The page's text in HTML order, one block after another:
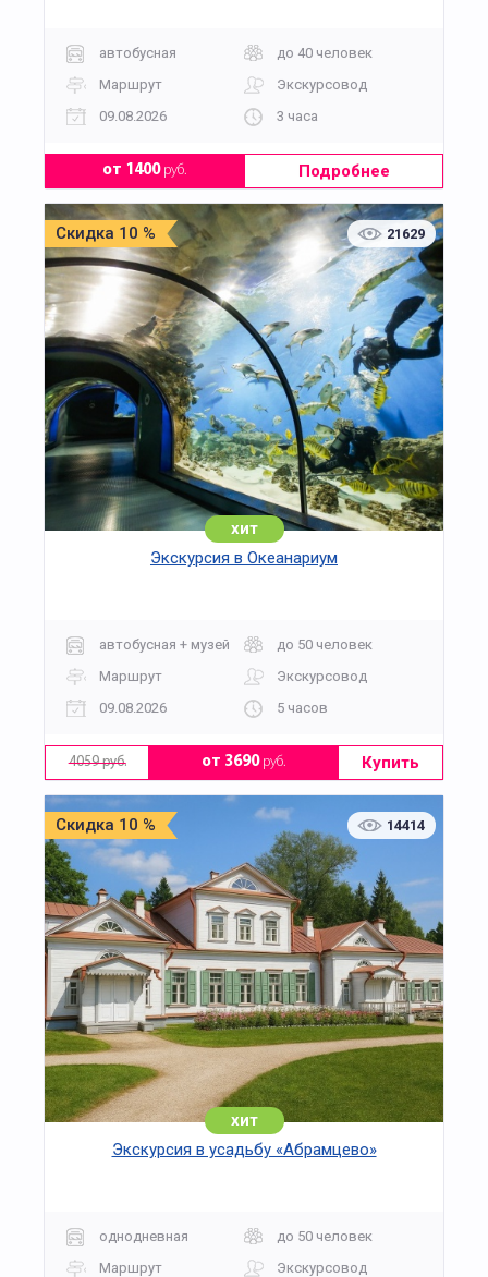
автобусная
до 40 человек
Маршрут
Экскурсовод
09.08.2026
3 часа
от 1400руб. Подробнее
Скидка 10 % 21629
хит
Экскурсия в Океанариум
автобусная + музей
до 50 человек
Маршрут
Экскурсовод
09.08.2026
5 часов
4059 руб. от 3690руб. Купить
Скидка 10 % 14414
хит
Экскурсия в усадьбу «Абрамцево»
однодневная
до 50 человек
Маршрут
Экскурсовод